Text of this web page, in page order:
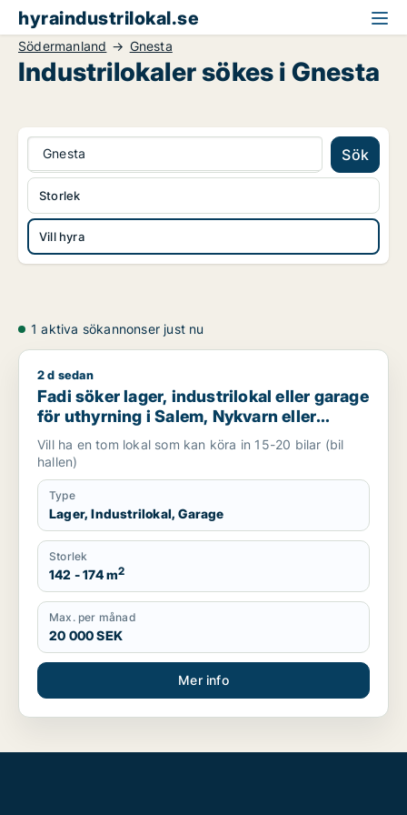
hyraindustrilokal.se
Södermanland Gnesta
Industrilokaler sökes i Gnesta
Gnesta Sök
Vill hyra
Storlek
1 aktiva sökannonser just nu
Fadi söker lager, industrilokal eller garage för uthyrning i
2 d sedan
Fadi söker lager, industrilokal eller garage
för uthyrning i Salem, Nykvarn eller
Södertälje m.fl.
Vill ha en tom lokal som kan köra in 15-20 bilar (bil
hallen)
Type
Lager, Industrilokal, Garage
Storlek
142 - 174 m2
Max. per månad
20 000 SEK
Mer info